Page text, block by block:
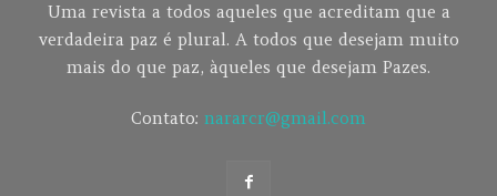
Uma revista a todos aqueles que acreditam que a
verdadeira paz é plural. A todos que desejam muito
mais do que paz, àqueles que desejam Pazes.
Contato: nararcr@gmail.com